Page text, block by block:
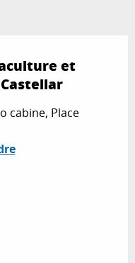
et
cabine, Place